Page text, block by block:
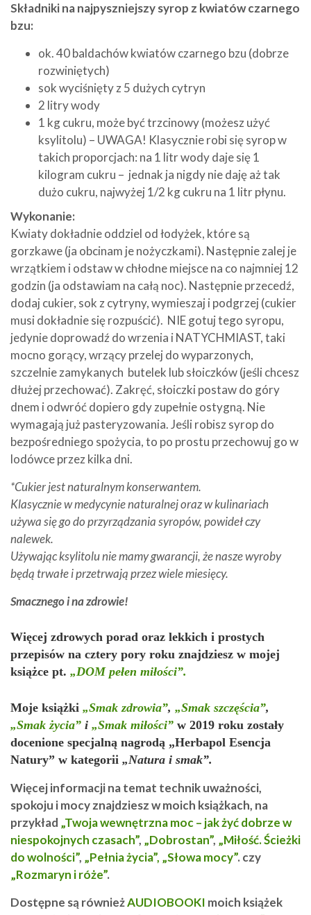
Składniki na najpyszniejszy syrop z kwiatów czarnego
bzu:
ok. 40 baldachów kwiatów czarnego bzu (dobrze
rozwiniętych)
sok wyciśnięty z 5 dużych cytryn
2 litry wody
1 kg cukru, może być trzcinowy (możesz użyć
ksylitolu) – UWAGA! Klasycznie robi się syrop w
takich proporcjach: na 1 litr wody daje się 1
kilogram cukru – jednak ja nigdy nie daję aż tak
dużo cukru, najwyżej 1/2 kg cukru na 1 litr płynu.
Wykonanie:
Kwiaty dokładnie oddziel od łodyżek, które są
gorzkawe (ja obcinam je nożyczkami). Następnie zalej je
wrzątkiem i odstaw w chłodne miejsce na co najmniej 12
godzin (ja odstawiam na całą noc). Następnie przecedź,
dodaj cukier, sok z cytryny, wymieszaj i podgrzej (cukier
musi dokładnie się rozpuścić). NIE gotuj tego syropu,
jedynie doprowadź do wrzenia i NATYCHMIAST, taki
mocno gorący, wrzący przelej do wyparzonych,
szczelnie zamykanych butelek lub słoiczków (jeśli chcesz
dłużej przechować). Zakręć, słoiczki postaw do góry
dnem i odwróć dopiero gdy zupełnie ostygną. Nie
wymagają już pasteryzowania. Jeśli robisz syrop do
bezpośredniego spożycia, to po prostu przechowuj go w
lodówce przez kilka dni.
*Cukier jest naturalnym konserwantem.
Klasycznie w medycynie naturalnej oraz w kulinariach
używa się go do przyrządzania syropów, powideł czy
nalewek.
Używając ksylitolu nie mamy gwarancji, że nasze wyroby
będą trwałe i przetrwają przez wiele miesięcy.
Smacznego i na zdrowie!
Więcej zdrowych porad oraz lekkich i prostych
przepisów na cztery pory roku znajdziesz w mojej
książce pt. „DOM pełen miłości”.
Moje książki „Smak zdrowia”, „Smak szczęścia”,
„Smak życia” i „Smak miłości” w 2019 roku zostały
docenione specjalną nagrodą „Herbapol Esencja
Natury” w kategorii „Natura i smak”.
Więcej informacji na temat technik uważności,
spokoju i mocy znajdziesz w moich książkach, na
przykład „Twoja wewnętrzna moc – jak żyć dobrze w
niespokojnych czasach”, „Dobrostan”, „Miłość. Ścieżki
do wolności”, „Pełnia życia”, „Słowa mocy”. czy
„Rozmaryn i róże”.
Dostępne są równieżAUDIOBOOKI moich książek